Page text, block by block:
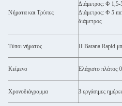
Νήματα και Τρύπες
Διάμετρος: Φ 1,5-
Διάμετρος: Φ 5
διάμετρος
Τύποι νήματος Η Barana Rapid
Κείμενο Ελάχιστο πλάτος
Χρονοδιάγραμμα 3 εργάσιμες